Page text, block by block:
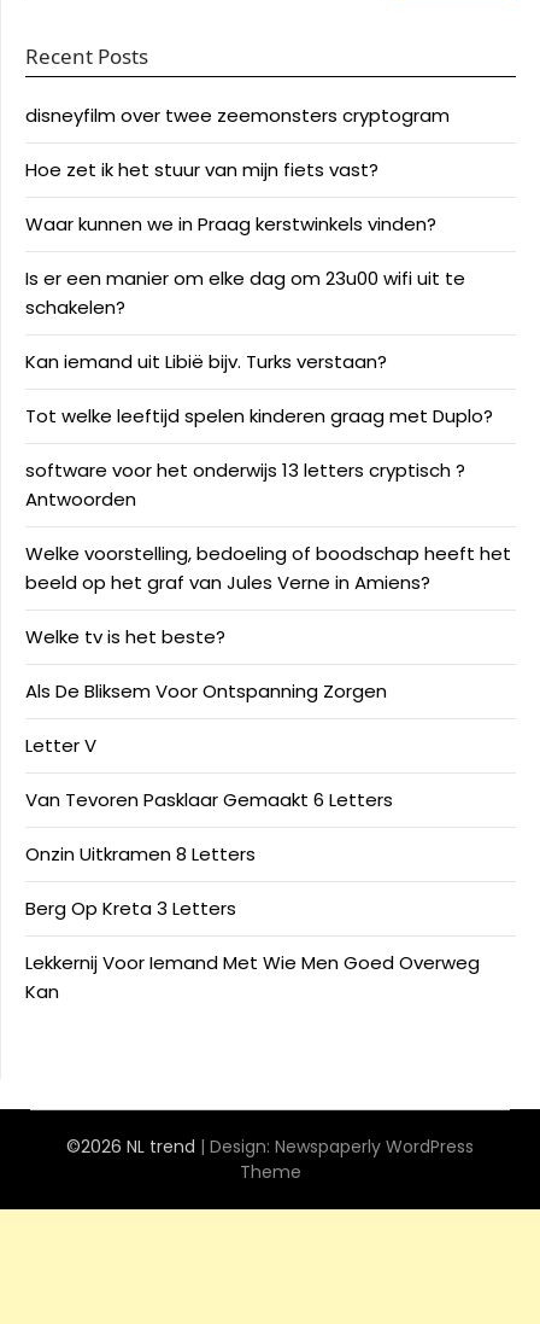
Recent Posts
disneyfilm over twee zeemonsters cryptogram
Hoe zet ik het stuur van mijn fiets vast?
Waar kunnen we in Praag kerstwinkels vinden?
Is er een manier om elke dag om 23u00 wifi uit te
schakelen?
Kan iemand uit Libië bijv. Turks verstaan?
Tot welke leeftijd spelen kinderen graag met Duplo?
software voor het onderwijs 13 letters cryptisch ?
Antwoorden
Welke voorstelling, bedoeling of boodschap heeft het
beeld op het graf van Jules Verne in Amiens?
Welke tv is het beste?
Als De Bliksem Voor Ontspanning Zorgen
Letter V
Van Tevoren Pasklaar Gemaakt 6 Letters
Onzin Uitkramen 8 Letters
Berg Op Kreta 3 Letters
Lekkernij Voor Iemand Met Wie Men Goed Overweg
Kan
©2026 NL trend | Design: Newspaperly WordPress
Theme